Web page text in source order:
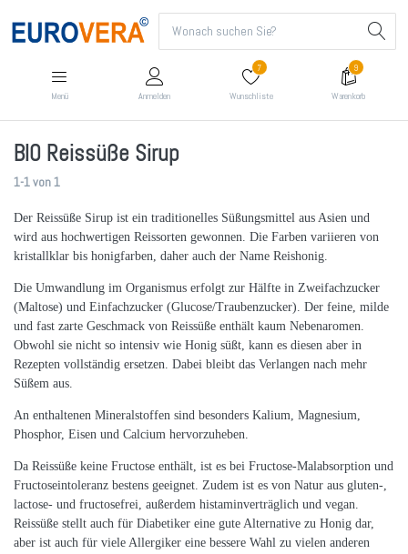
Menü Anmelden
7
Wunschliste
9
Warenkorb
BIO Reissüße Sirup
1-1von1
Der Reissüße Sirup ist ein traditionelles Süßungsmittel aus Asien und
wird aus hochwertigen Reissorten gewonnen. Die Farben variieren von
kristallklar bis honigfarben, daher auch der Name Reishonig.
Die Umwandlung im Organismus erfolgt zur Hälfte in Zweifachzucker
(Maltose) und Einfachzucker (Glucose/Traubenzucker). Der feine, milde
und fast zarte Geschmack von Reissüße enthält kaum Nebenaromen.
Obwohl sie nicht so intensiv wie Honig süßt, kann es diesen aber in
Rezepten vollständig ersetzen. Dabei bleibt das Verlangen nach mehr
Süßem aus.
An enthaltenen Mineralstoffen sind besonders Kalium, Magnesium,
Phosphor, Eisen und Calcium hervorzuheben.
Da Reissüße keine Fructose enthält, ist es bei Fructose-Malabsorption und
Fructoseintoleranz bestens geeignet. Zudem ist es von Natur aus gluten-,
lactose- und fructosefrei, außerdem histaminverträglich und vegan.
Reissüße stellt auch für Diabetiker eine gute Alternative zu Honig dar,
aber ist auch für viele Allergiker eine bessere Wahl zu vielen anderen